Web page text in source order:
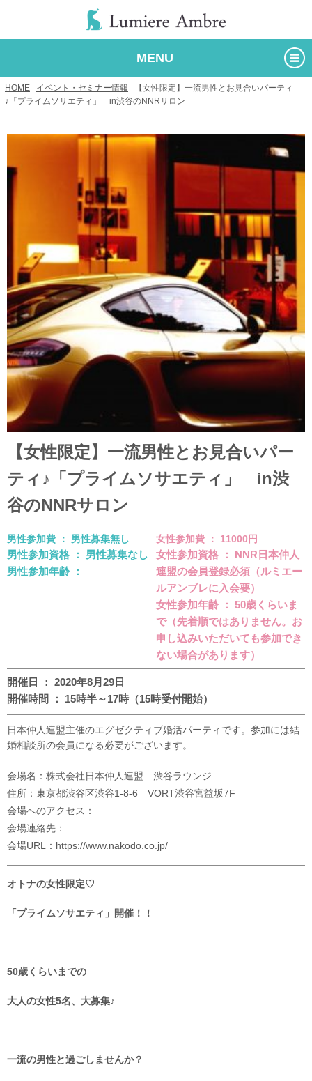
MENU
HOME イベント・セミナー情報
【女性限定】一流男性とお見合いパーティ
♪「プライムソサエティ」 in渋谷のNNRサロン
【女性限定】一流男性とお見合いパー
ティ♪「プライムソサエティ」 in渋
谷のNNRサロン
男性参加費 ： 男性募集無し
男性参加資格 ： 男性募集なし
男性参加年齢 ：
女性参加費 ： 11000円
女性参加資格 ： NNR日本仲人
連盟の会員登録必須（ルミエー
ルアンブレに入会要）
女性参加年齢 ： 50歳くらいま
で（先着順ではありません。お
申し込みいただいても参加でき
ない場合があります）
開催日 ： 2020年8月29日
開催時間 ： 15時半～17時（15時受付開始）
日本仲人連盟主催のエグゼクティブ婚活パーティです。参加には結
婚相談所の会員になる必要がございます。
会場名：株式会社日本仲人連盟 渋谷ラウンジ
住所：東京都渋谷区渋谷1-8-6 VORT渋谷宮益坂7F
会場へのアクセス：
会場連絡先：
会場URL： https://www.nakodo.co.jp/
オトナの女性限定♡
「 プライムソサエティ」開催！！
50歳くらいまでの
大人の女性5名、大募集♪
一流の男性と過ごしませんか？